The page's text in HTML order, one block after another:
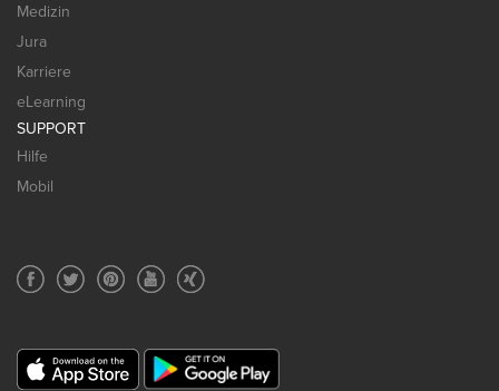
Medizin
Jura
Karriere
eLearning
SUPPORT
Hilfe
Mobil